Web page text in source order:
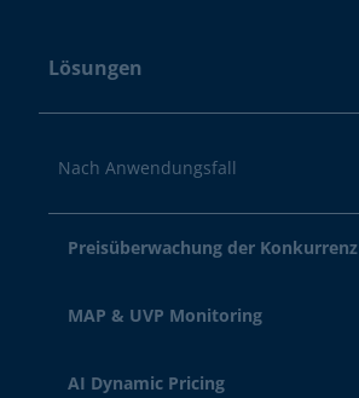
Lösungen
Nach Anwendungsfall
Preisüberwachung der Konkurrenz
MAP & UVP Monitoring
AI Dynamic Pricing